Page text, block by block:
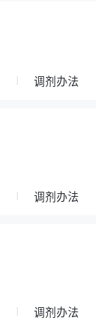
调剂办法
调剂办法
调剂办法